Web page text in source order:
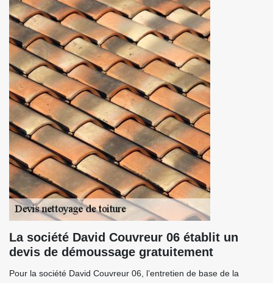
La société David Couvreur 06 établit un
devis de démoussage gratuitement
Pour la société David Couvreur 06, l’entretien de base de la